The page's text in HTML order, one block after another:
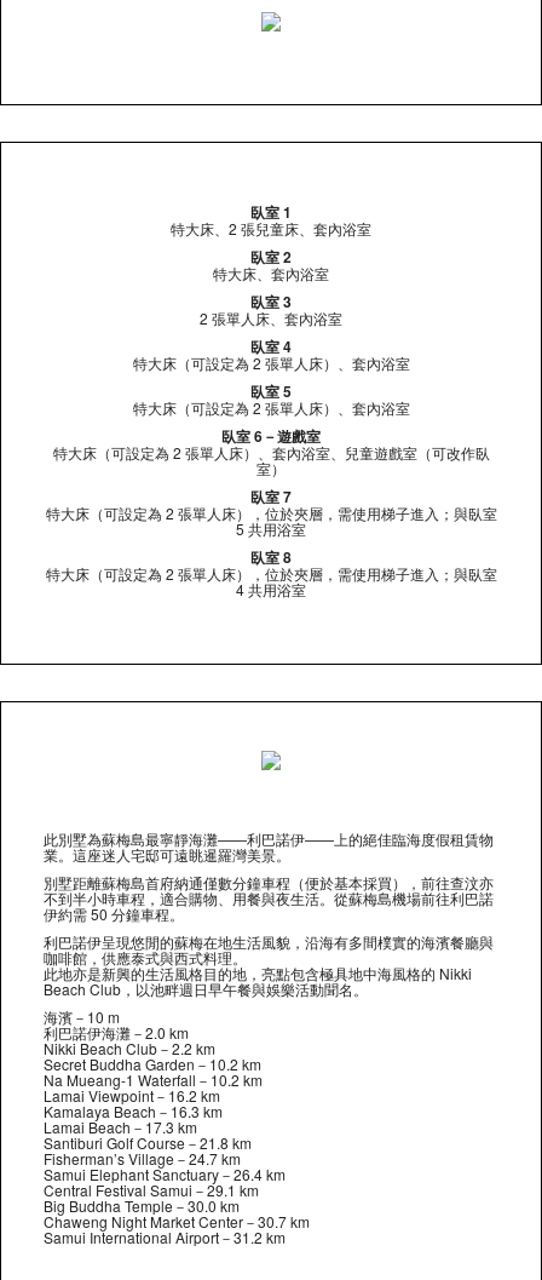
臥室 1
特大床、2 張兒童床、套內浴室
臥室 2
特大床、套內浴室
臥室 3
2 張單人床、套內浴室
臥室 4
特大床（可設定為 2 張單人床）、套內浴室
臥室 5
特大床（可設定為 2 張單人床）、套內浴室
臥室 6－遊戲室
特大床（可設定為 2 張單人床）、套內浴室、兒童遊戲室（可改作臥
室）
臥室 7
特大床（可設定為 2 張單人床），位於夾層，需使用梯子進入；與臥室
5 共用浴室
臥室 8
特大床（可設定為 2 張單人床），位於夾層，需使用梯子進入；與臥室
4 共用浴室
此別墅為蘇梅島最寧靜海灘——利巴諾伊——上的絕佳臨海度假租賃物
業。這座迷人宅邸可遠眺暹羅灣美景。
別墅距離蘇梅島首府納通僅數分鐘車程（便於基本採買），前往查汶亦
不到半小時車程，適合購物、用餐與夜生活。從蘇梅島機場前往利巴諾
伊約需 50 分鐘車程。
利巴諾伊呈現悠閒的蘇梅在地生活風貌，沿海有多間樸實的海濱餐廳與
咖啡館，供應泰式與西式料理。
此地亦是新興的生活風格目的地，亮點包含極具地中海風格的 Nikki
Beach Club，以池畔週日早午餐與娛樂活動聞名。
海濱－10 m
利巴諾伊海灘－2.0 km
Nikki Beach Club－2.2 km
Secret Buddha Garden－10.2 km
Na Mueang-1 Waterfall－10.2 km
Lamai Viewpoint－16.2 km
Kamalaya Beach－16.3 km
Lamai Beach－17.3 km
Santiburi Golf Course－21.8 km
Fisherman’s Village－24.7 km
Samui Elephant Sanctuary－26.4 km
Central Festival Samui－29.1 km
Big Buddha Temple－30.0 km
Chaweng Night Market Center－30.7 km
Samui International Airport－31.2 km